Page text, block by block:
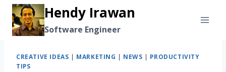
Skip
content
Hendy Irawan
Software Engineer
CREATIVE IDEAS | MARKETING | NEWS | PRODUCTIVITY
TIPS